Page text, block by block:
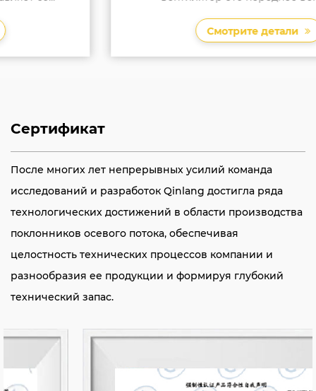
Смотрите детали
Сертификат
После многих лет непрерывных усилий команда
исследований и разработок Qinlang достигла ряда
технологических достижений в области производства
поклонников осевого потока, обеспечивая
целостность технических процессов компании и
разнообразия ее продукции и формируя глубокий
технический запас.